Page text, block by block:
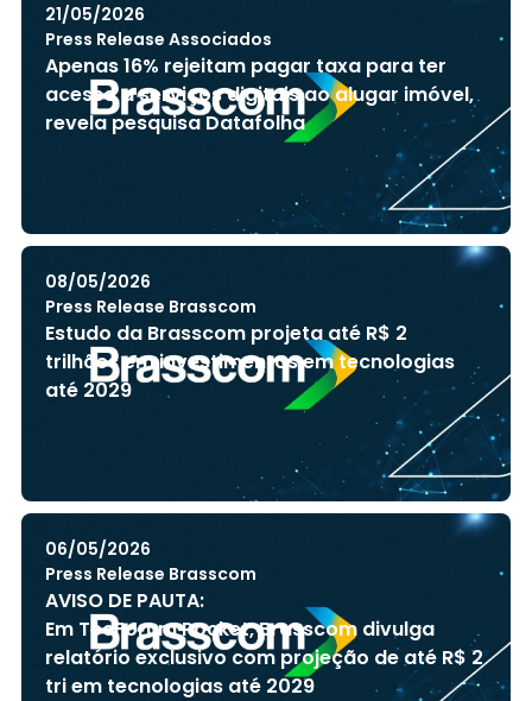
21/05/2026
Press Release Associados
Apenas 16% rejeitam pagar taxa para ter
acesso a serviços digitais ao alugar imóvel,
revela pesquisa Datafolha
08/05/2026
Press Release Brasscom
Estudo da Brasscom projeta até R$ 2
trilhões em investimentos em tecnologias
até 2029
06/05/2026
Press Release Brasscom
AVISO DE PAUTA:
Em TecForum Pocket, Brasscom divulga
relatório exclusivo com projeção de até R$ 2
tri em tecnologias até 2029